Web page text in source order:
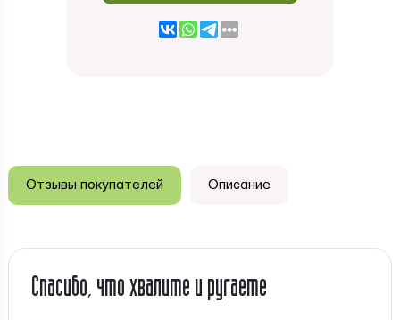
Отзывы покупателей Описание
Спасибо, что хвалите и ругаете